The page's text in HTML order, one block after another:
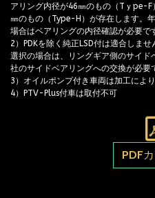
アリング内径が46㎜のもの（Tｙpe-
㎜のもの（Type-H）が存在します。
場合はベアリングの内径確認が必要で
2）PDKを除く純正LSD付は適合しま
選択の場合は、リングギア側のサイ
社のサイドベアリングへの交換が必要
3）オイルポンプ付き車両は加工によ
4）PTV-Plus付車は取付不可
PDF